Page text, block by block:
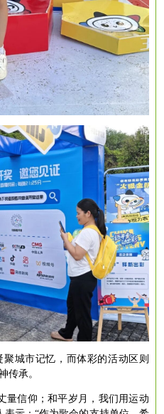
聚城市记忆，而体彩的活动区则
传承。
量信仰；和平岁月，我们用运动